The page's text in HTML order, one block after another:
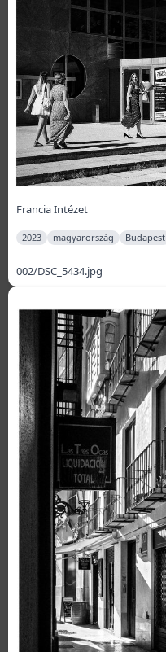
Francia Intézet
2023 magyarország Budapest
002/DSC_5434.jpg